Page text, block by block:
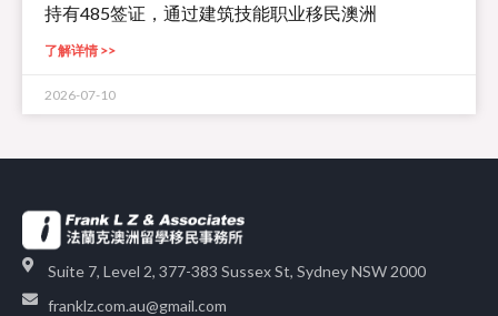
持有485签证，通过建筑技能职业移民澳洲
了解详情 >>
2026-07-10
Suite 7, Level 2, 377-383 Sussex St, Sydney NSW 2000
franklz.com.au@gmail.com